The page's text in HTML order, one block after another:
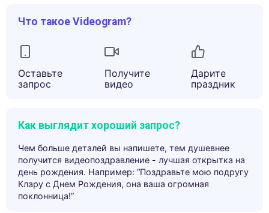
Что такое Videogram?
Оставьте
запрос
Получите
видео
Дарите
праздник
Как выглядит хороший запрос?
Чем больше деталей вы напишете, тем душевнее
получится видеопоздравление - лучшая открытка на
день рождения. Например: “Поздравьте мою подругу
Клару с Днем Рождения, она ваша огромная
поклонница!”